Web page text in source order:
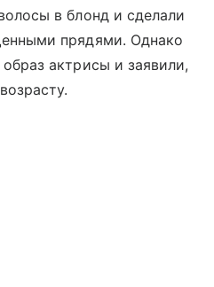
в блонд и сделали
прядями. Однако
актрисы и заявили,